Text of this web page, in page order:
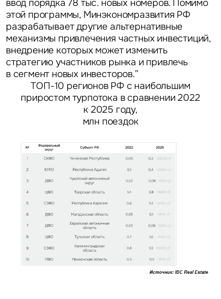
ввод порядка 78 тыс. новых номеров. Помимо
этой программы, Минэкономразвития РФ
разрабатывает другие альтернативные
механизмы привлечения частных инвестиций,
внедрение которых может изменить
стратегию участников рынка и привлечь
в сегмент новых инвесторов.”
ТОП-10 регионов РФ с наибольшим
приростом турпотока в сравнении 2022
к 2025 году,
млн поездок